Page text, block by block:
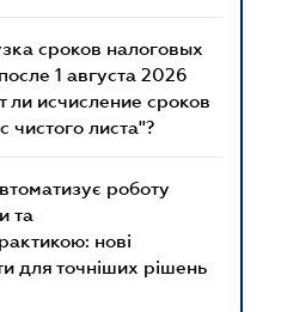
сроков налоговых
1 августа 2026
ли исчисление сроков
чистого листа"?
роботу
та
нові
для точніших рішень